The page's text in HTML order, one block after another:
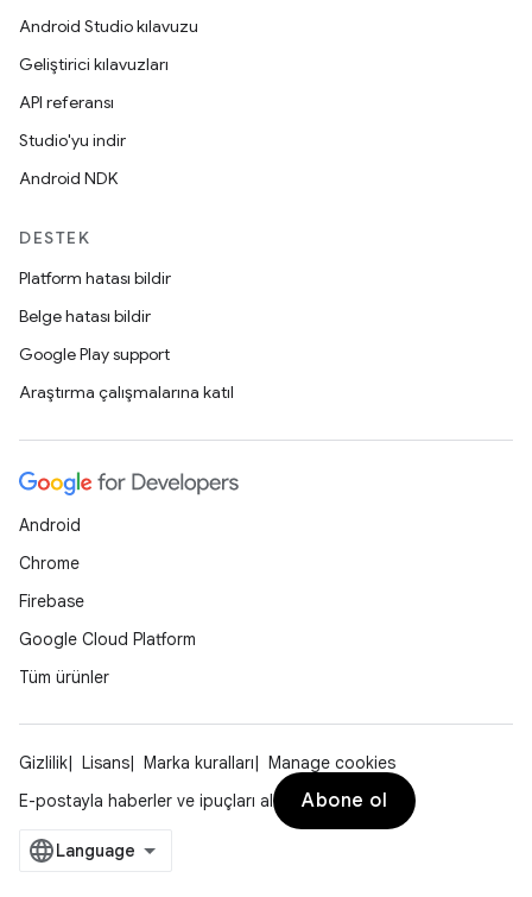
Android Studio kılavuzu
Geliştirici kılavuzları
API referansı
Studio'yu indir
Android NDK
DESTEK
Platform hatası bildir
Belge hatası bildir
Google Play support
Araştırma çalışmalarına katıl
Android
Chrome
Firebase
Google Cloud Platform
Tüm ürünler
Gizlilik Lisans Marka kuralları
Manage cookies
E-postayla haberler ve ipuçları al
Abone ol